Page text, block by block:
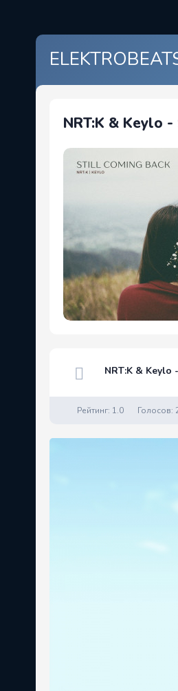
NRT:K & Keylo
NRT:K & Keylo
Рейтинг: 1.0 Голосов: